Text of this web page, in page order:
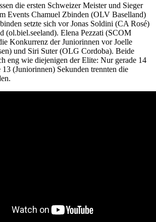
die ersten Schweizer Meister und Sieger
Events Chamuel Zbinden (OLV Baselland)
setzte sich vor Jonas Soldini (CA Rosé)
(ol.biel.seeland). Elena Pezzati (SCOM
Konkurrenz der Juniorinnen vor Joelle
und Siri Suter (OLG Cordoba). Beide
eng wie diejenigen der Elite: Nur gerade 14
(Juniorinnen) Sekunden trennten die